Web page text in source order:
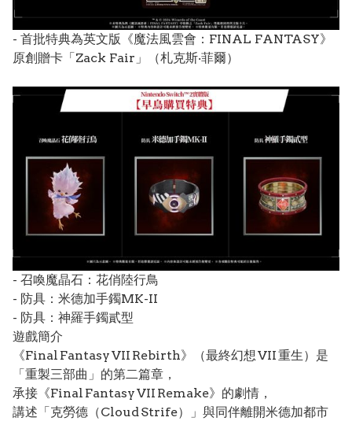
- 首批特典為英文版《魔法風雲會：FINAL FANTASY》
原創贈卡「Zack Fair」（札克斯‧菲爾）
- 召喚魔晶石：花俏陸行鳥
- 防具：米德加手鐲MK-II
- 防具：神羅手鐲貳型
遊戲簡介
《Final Fantasy VII Rebirth》（最終幻想 VII 重生）是
「重製三部曲」的第二篇章，
承接《Final Fantasy VII Remake》的劇情，
講述「克勞德（Cloud Strife）」與同伴離開米德加都市